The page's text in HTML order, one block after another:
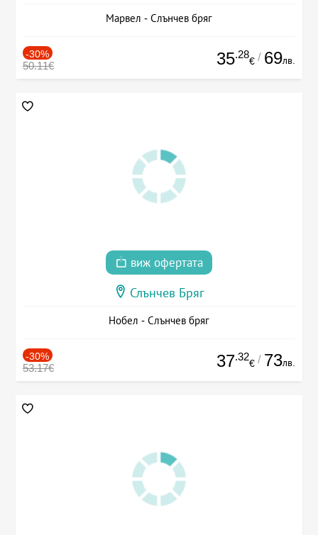
Марвел - Слънчев бряг
-30%
50.11€ 35.28
€ / 69лв.
виж офертата
Слънчев Бряг
Нобел - Слънчев бряг
-30%
53.17€ 37.32
€ / 73лв.